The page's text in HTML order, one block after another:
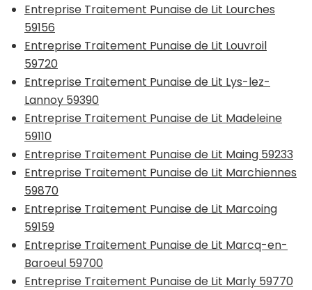
Entreprise Traitement Punaise de Lit Lourches
59156
Entreprise Traitement Punaise de Lit Louvroil
59720
Entreprise Traitement Punaise de Lit Lys-lez-
Lannoy 59390
Entreprise Traitement Punaise de Lit Madeleine
59110
Entreprise Traitement Punaise de Lit Maing 59233
Entreprise Traitement Punaise de Lit Marchiennes
59870
Entreprise Traitement Punaise de Lit Marcoing
59159
Entreprise Traitement Punaise de Lit Marcq-en-
Baroeul 59700
Entreprise Traitement Punaise de Lit Marly 59770